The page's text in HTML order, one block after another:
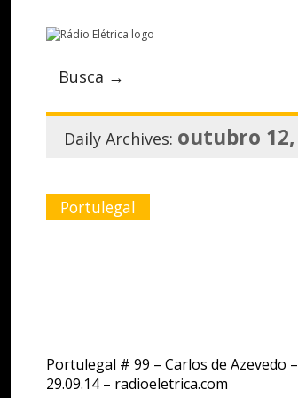
Busca →
Daily Archives: outubro 12,
Portulegal
Portulegal # 99 – Carlos de Azevedo –
29.09.14 – radioeletrica.com